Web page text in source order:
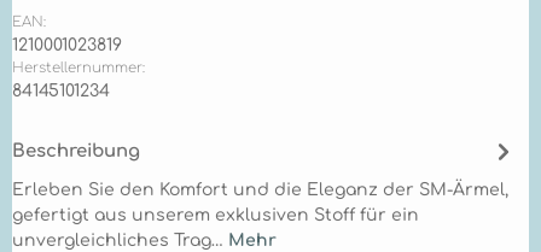
EAN:
1210001023819
Herstellernummer:
84145101234
Beschreibung
Erleben Sie den Komfort und die Eleganz der SM-Ärmel,
gefertigt aus unserem exklusiven Stoff für ein
unvergleichliches Trag… Mehr